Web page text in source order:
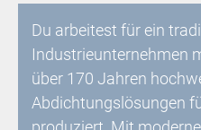
Du arbeitest für ein
Industrieunternehmen
über 170 Jahren
Abdichtungslösungen